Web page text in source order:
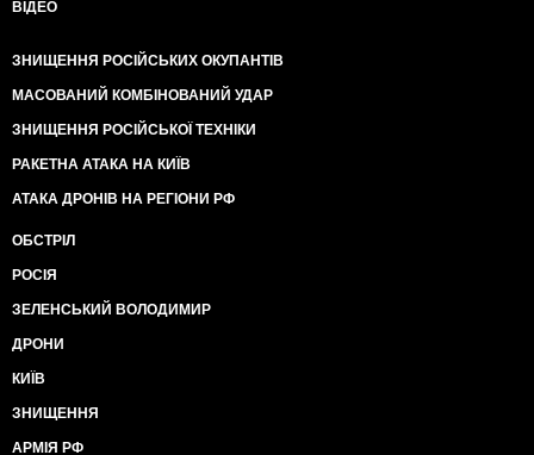
ВІДЕО
ЗНИЩЕННЯ РОСІЙСЬКИХ ОКУПАНТІВ
МАСОВАНИЙ КОМБІНОВАНИЙ УДАР
ЗНИЩЕННЯ РОСІЙСЬКОЇ ТЕХНІКИ
РАКЕТНА АТАКА НА КИЇВ
АТАКА ДРОНІВ НА РЕГІОНИ РФ
ОБСТРІЛ
РОСІЯ
ЗЕЛЕНСЬКИЙ ВОЛОДИМИР
ДРОНИ
КИЇВ
ЗНИЩЕННЯ
АРМІЯ РФ